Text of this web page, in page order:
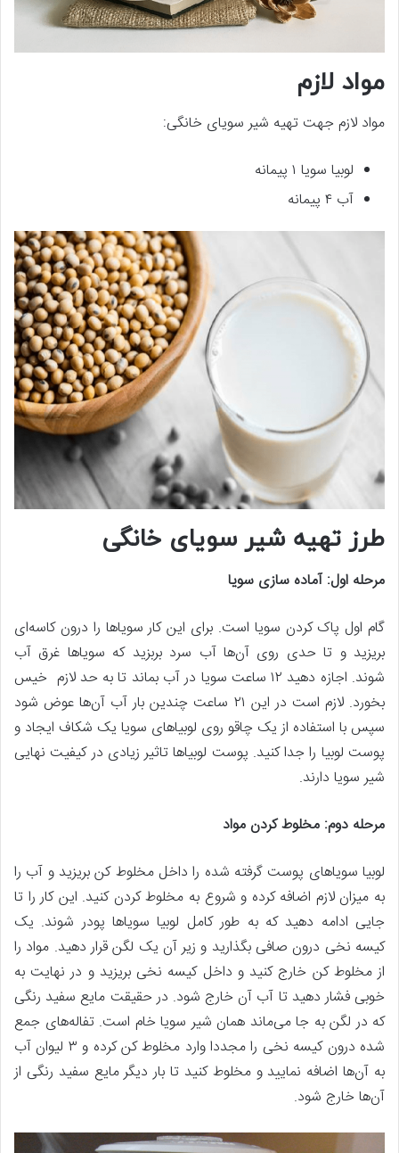
مواد لازم
مواد لازم جهت تهیه شیر سویای خانگی:
لوبیا سویا ۱ پیمانه
آب ۴ پیمانه
طرز تهیه شیر سویای خانگی
مرحله اول: آماده سازی سویا
گام اول پاک کردن سویا است. برای این کار سویاها را درون کاسه‌ای
بریزید و تا حدی روی آن‌ها آب سرد بربزید که سویاها غرق آب
شوند. اجازه دهید ۱۲ ساعت سویا در آب بماند تا به حد لازم خیس
بخورد. لازم است در این ۲۱ ساعت چندین بار آب آن‌ها عوض شود
سپس با استفاده از یک چاقو روی لوبیاهای سویا یک شکاف ایجاد و
پوست لوبیا را جدا کنید. پوست لوبیا‌ها تاثیر زیادی در کیفیت نهایی
شیر سویا دارند.
مرحله دوم: مخلوط کردن مواد
لوبیا سویا‌های پوست گرفته شده را داخل مخلوط کن بریزید و آب را
به میزان لازم اضافه کرده و شروع به مخلوط کردن کنید. این کار را تا
جایی ادامه دهید که به طور کامل لوبیا سویاها پودر شوند. یک
کیسه نخی درون صافی بگذارید و زیر آن یک لگن قرار دهید. مواد را
از مخلوط کن خارج کنید و داخل کیسه نخی بریزید و در نهایت به
خوبی فشار دهید تا آب آن خارج شود. در حقیقت مایع سفید رنگی
که در لگن به جا می‌ماند همان شیر سویا خام است. تفاله‌های جمع
شده درون کیسه نخی را مجددا وارد مخلوط کن کرده و ۳ لیوان آب
به آن‌ها اضافه نمایید و مخلوط کنید تا بار دیگر مایع سفید رنگی از
آن‌ها خارج شود.